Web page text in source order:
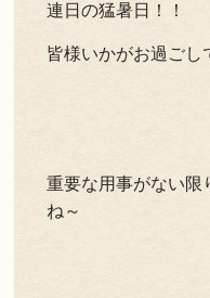
連日の猛暑日！！
皆様いかがお過ごし
重要な用事がない限
ね～